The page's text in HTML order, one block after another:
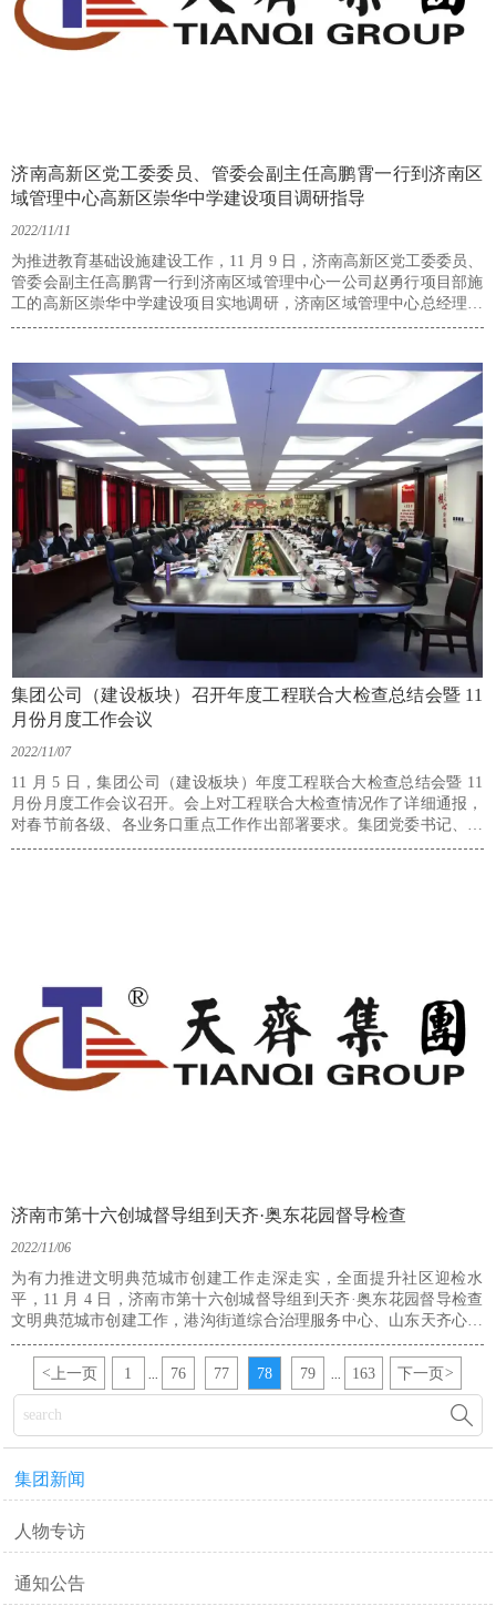
济南高新区党工委委员、管委会副主任高鹏霄一行到济南区
域管理中心高新区崇华中学建设项目调研指导
2022/11/11
为推进教育基础设施建设工作，11 月 9 日，济南高新区党工委委员、
管委会副主任高鹏霄一行到济南区域管理中心一公司赵勇行项目部施
工的高新区崇华中学建设项目实地调研，济南区域管理中心总经理孟
凡兵、项目经理赵勇行等陪同调研。
集团公司（建设板块）召开年度工程联合大检查总结会暨 11
月份月度工作会议
2022/11/07
11 月 5 日，集团公司（建设板块）年度工程联合大检查总结会暨 11
月份月度工作会议召开。会上对工程联合大检查情况作了详细通报，
对春节前各级、各业务口重点工作作出部署要求。集团党委书记、董
事长田茂军出席会议，带领与会人员学习二十大报告精神，深刻剖析
济南市第十六创城督导组到天齐·奥东花园督导检查
2022/11/06
为有力推进文明典范城市创建工作走深走实，全面提升社区迎检水
平，11 月 4 日，济南市第十六创城督导组到天齐·奥东花园督导检查
文明典范城市创建工作，港沟街道综合治理服务中心、山东天齐心欣
物业管理有限公司奥东花园物业服务中心及小区居委会相关负责人等
陪同。
< 上一页 1 76 77 78 79 163 下一页>

集团新闻
人物专访
通知公告